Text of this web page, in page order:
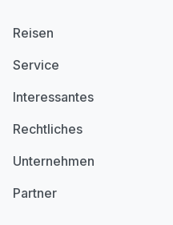
Reisen
Service
Interessantes
Rechtliches
Unternehmen
Partner